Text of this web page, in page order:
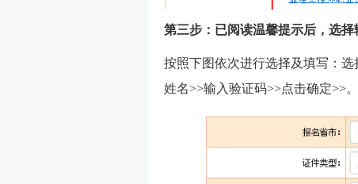
第三步：已阅读温馨提示后，选择
按照下图依次进行选择及填写：
姓名>>输入验证码>>点击确定>>。